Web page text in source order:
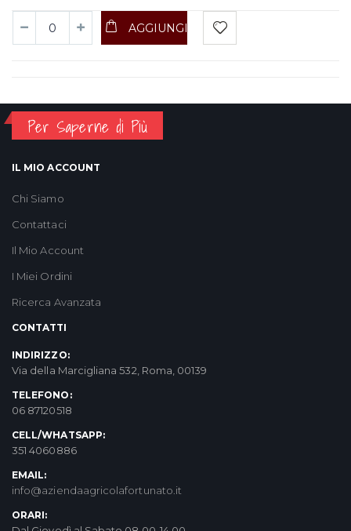
AGGIUNGI
Per Saperne di Più
IL MIO ACCOUNT
Chi Siamo
Contattaci
Il Mio Account
I Miei Ordini
Ricerca Avanzata
CONTATTI
INDIRIZZO:
Via della Marcigliana 532, Roma, 00139
TELEFONO:
06 87120518
CELL/WHATSAPP:
351 4060886
EMAIL:
info@aziendaagricolafortunato.it
ORARI: